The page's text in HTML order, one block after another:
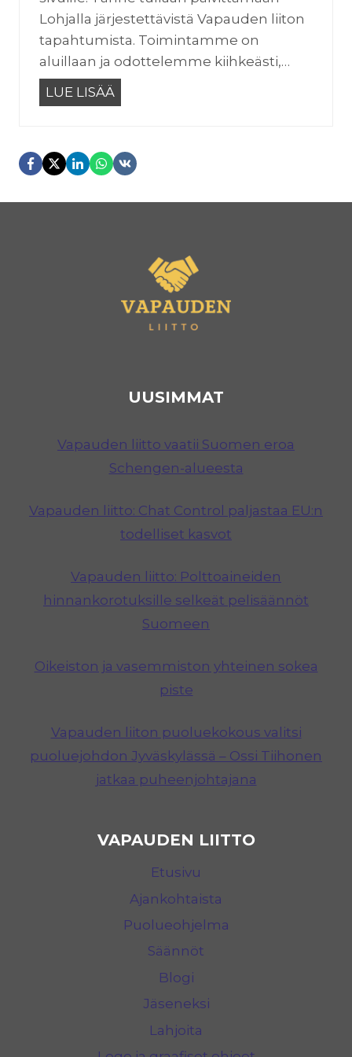
Lohjalla järjestettävistä Vapauden liiton
tapahtumista. Toimintamme on
aluillaan ja odottelemme kiihkeästi,…
LUE LISÄÄ
a
a
UUSIMMAT
Vapauden liitto vaatii Suomen eroa
Schengen-alueesta
Vapauden liitto: Chat Control paljastaa EU:n
todelliset kasvot
Vapauden liitto: Polttoaineiden
hinnankorotuksille selkeät pelisäännöt
Suomeen
Oikeiston ja vasemmiston yhteinen sokea
piste
Vapauden liiton puoluekokous valitsi
puoluejohdon Jyväskylässä – Ossi Tiihonen
jatkaa puheenjohtajana
VAPAUDEN LIITTO
Etusivu
Ajankohtaista
Puolueohjelma
Säännöt
Blogi
Jäseneksi
Lahjoita